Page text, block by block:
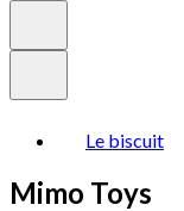
Le biscuit
Mimo Toys